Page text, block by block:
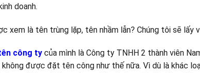
doanh.
xem là tên trùng lặp, tên nhầm lẫn? Chúng tôi sẽ lấy
công tycủa mình là Công ty TNHH 2 thành viên
không được đặt tên công như thế nữa. Vì dù là khác